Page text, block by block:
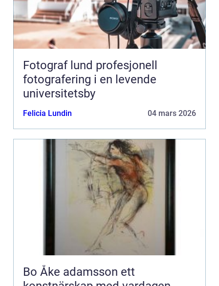
Fotograf lund profesjonell
fotografering i en levende
universitetsby
Felicia Lundin 04 mars 2026
Bo Åke adamsson ett